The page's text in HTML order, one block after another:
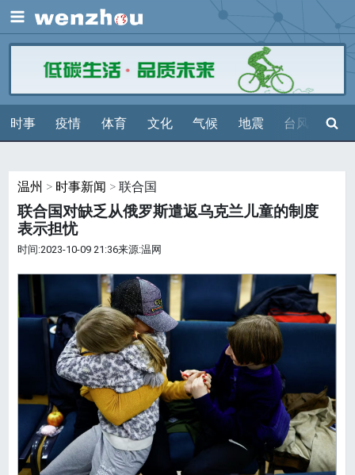
展开
时事 疫情 体育 文化 气候 地震 台风 天气
搜索
温州 > 时事新闻 > 联合国
联合国对缺乏从俄罗斯遣返乌克兰儿童的制度
表示担忧
时间:2023-10-09 21:36来源:温网